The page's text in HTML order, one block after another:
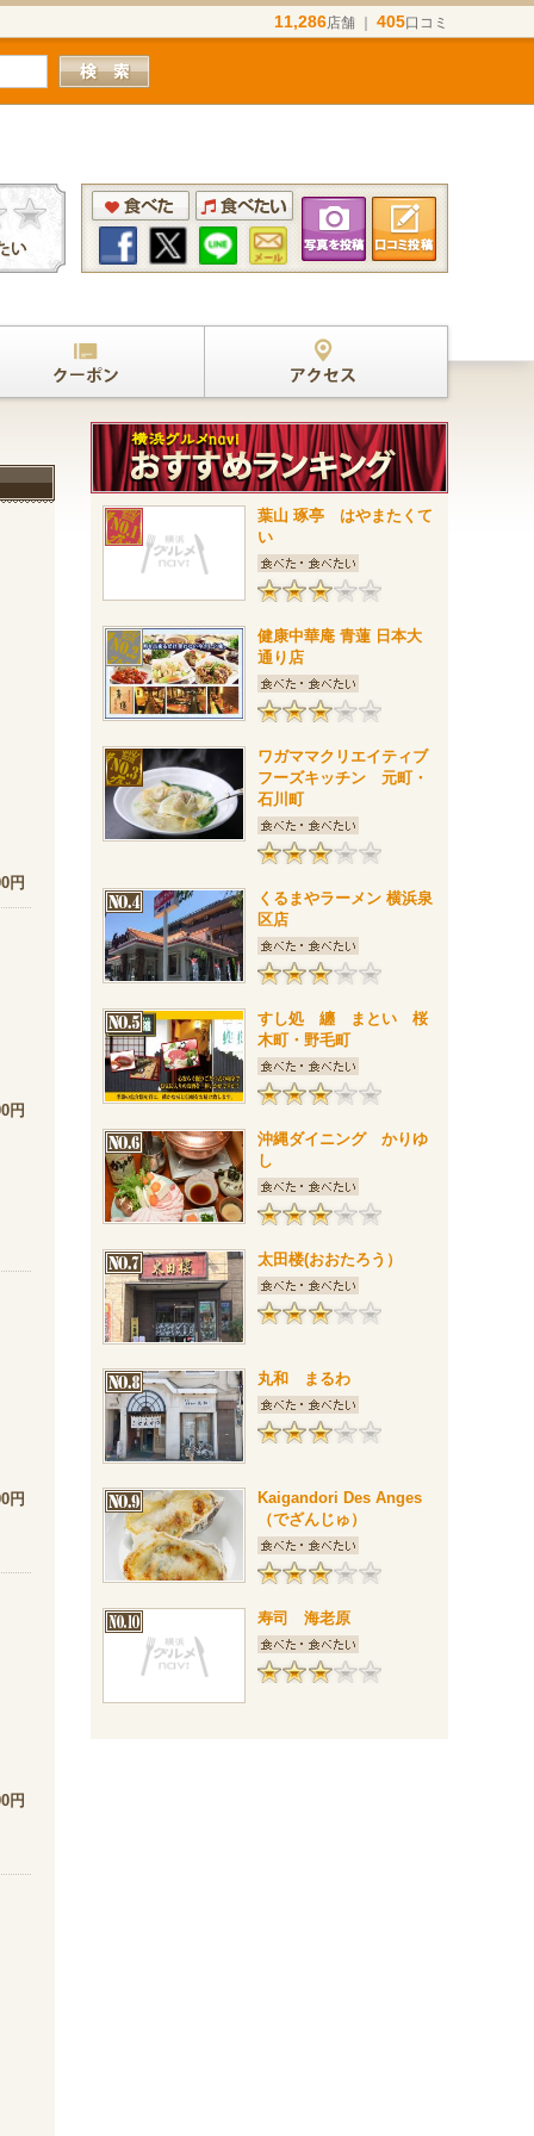
11,286店舗 ｜ 405口コミ
円
円
円
円
葉山 琢亭 はやまたくて
い
健康中華庵 青蓮 日本大
通り店
ワガママクリエイティブ
フーズキッチン 元町・
石川町
くるまやラーメン 横浜泉
区店
すし処 纏 まとい 桜
木町・野毛町
沖縄ダイニング かりゆ
し
太田楼(おおたろう）
丸和 まるわ
Kaigandori Des Anges
（でざんじゅ）
寿司 海老原